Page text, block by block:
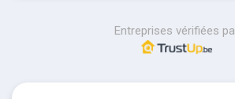
Entreprises vérifiées